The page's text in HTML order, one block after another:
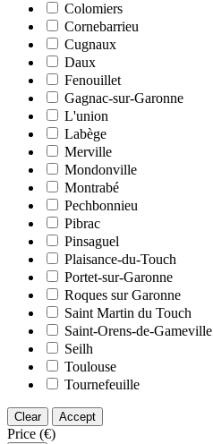
Colomiers
Cornebarrieu
Cugnaux
Daux
Fenouillet
Gagnac-sur-Garonne
L'union
Labège
Merville
Mondonville
Montrabé
Pechbonnieu
Pibrac
Pinsaguel
Plaisance-du-Touch
Portet-sur-Garonne
Roques sur Garonne
Saint Martin du Touch
Saint-Orens-de-Gameville
Seilh
Toulouse
Tournefeuille
Clear Accept
Price (€)